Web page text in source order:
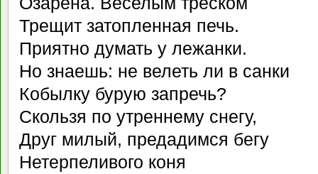
Трещит затопленная печь.
Приятно думать у лежанки.
Но знаешь: не велеть ли в санки
Кобылку бурую запречь?
Скользя по утреннему снегу,
Друг милый, предадимся бегу
Нетерпеливого коня